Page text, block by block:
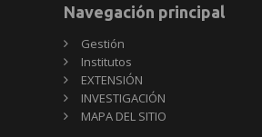
Navegación principal
Gestión
Institutos
EXTENSIÓN
INVESTIGACIÓN
MAPA DEL SITIO